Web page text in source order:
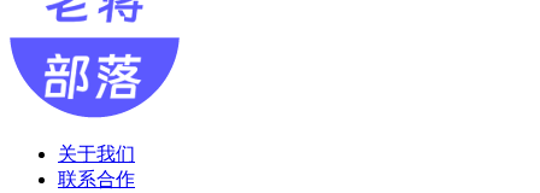
关于我们
联系合作